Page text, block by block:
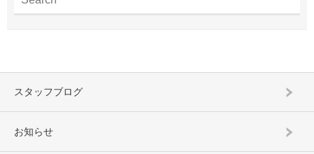
スタッフブログ
お知らせ